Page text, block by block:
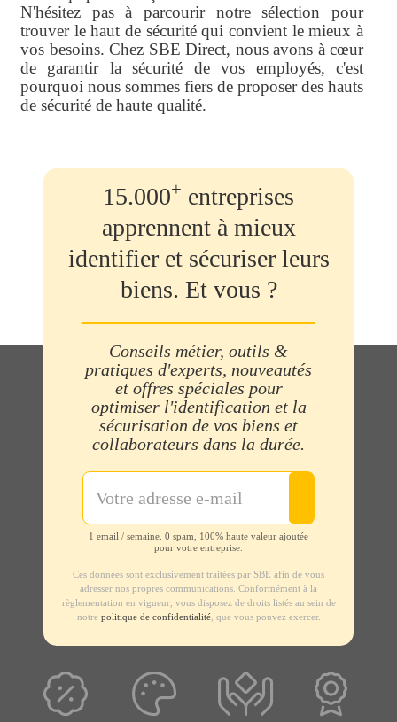
N'hésitez pas à parcourir notre sélection pour
trouver le haut de sécurité qui convient le mieux à
vos besoins. Chez SBE Direct, nous avons à cœur
de garantir la sécurité de vos employés, c'est
pourquoi nous sommes fiers de proposer des hauts
de sécurité de haute qualité.
15.000+ entreprises
apprennent à mieux
identifier et sécuriser leurs
biens. Et vous ?
Conseils métier, outils &
pratiques d'experts, nouveautés
et offres spéciales pour
optimiser l'identification et la
sécurisation de vos biens et
collaborateurs dans la durée.
1 email / semaine. 0 spam, 100% haute valeur ajoutée
pour votre entreprise.
Ces données sont exclusivement traitées par SBE afin de vous
adresser nos propres communications. Conformément à la
règlementation en vigueur, vous disposez de droits listés au sein de
notre politique de confidentialité, que vous pouvez exercer.